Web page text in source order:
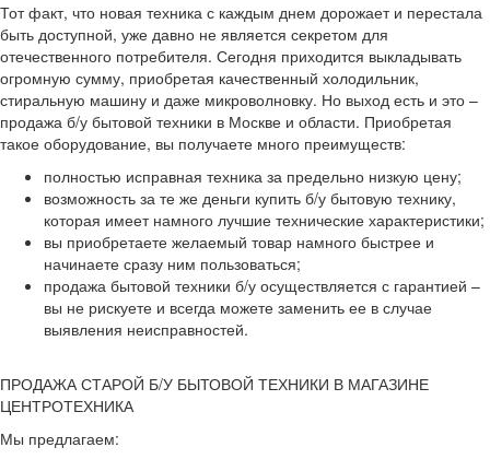
Тот факт, что новая техника с каждым днем дорожает и перестала
быть доступной, уже давно не является секретом для
отечественного потребителя. Сегодня приходится выкладывать
огромную сумму, приобретая качественный холодильник,
стиральную машину и даже микроволновку. Но выход есть и это –
продажа б/у бытовой техники в Москве и области. Приобретая
такое оборудование, вы получаете много преимуществ:
полностью исправная техника за предельно низкую цену;
возможность за те же деньги купить б/у бытовую технику,
которая имеет намного лучшие технические характеристики;
вы приобретаете желаемый товар намного быстрее и
начинаете сразу ним пользоваться;
продажа бытовой техники б/у осуществляется с гарантией –
вы не рискуете и всегда можете заменить ее в случае
выявления неисправностей.
ПРОДАЖА СТАРОЙ Б/У БЫТОВОЙ ТЕХНИКИ В МАГАЗИНЕ
ЦЕНТРОТЕХНИКА
Мы предлагаем: